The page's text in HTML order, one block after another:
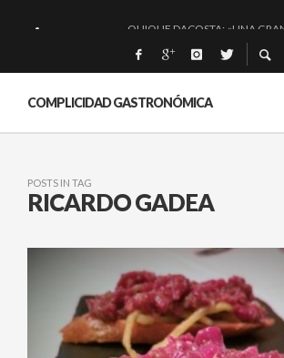
QUIQUE DACOSTA: «UNA
EL BARUCO DE ANERO: MUCHO MÁS
MONTIA: ESENCIAL Y
COMPLICIDAD GASTRONÓMICA
POSTS IN TAG
RICARDO GADEA